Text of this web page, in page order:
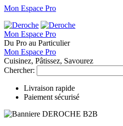
Mon Espace Pro
Mon Espace Pro
Du Pro au Particulier
Mon Espace Pro
Cuisinez, Pâtissez, Savourez
Chercher:
Livraison rapide
Paiement sécurisé